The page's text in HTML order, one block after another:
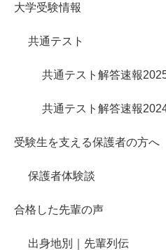
大学受験情報
共通テスト
共通テスト解答速報
共通テスト解答速報
受験生を支える保護者の方へ
保護者体験談
合格した先輩の声
出身地別｜先輩列伝